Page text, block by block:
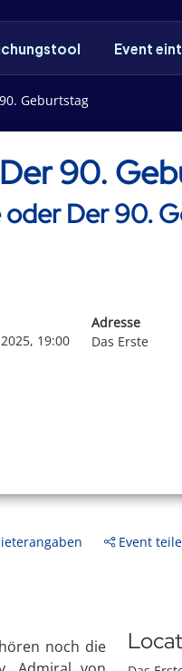
Event
Geburtstag
90.
oder Der 90.
19:00
Adresse
Das Erste
Event
noch die